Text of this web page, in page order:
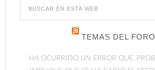
TEMAS DEL FORO
HA OCURRIDO UN ERROR QUE,